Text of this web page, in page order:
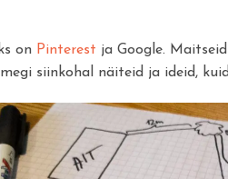
on Pinterest ja Google.
siinkohal näiteid ja ideid,